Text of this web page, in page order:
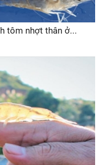
tôm nhợt thân ở...